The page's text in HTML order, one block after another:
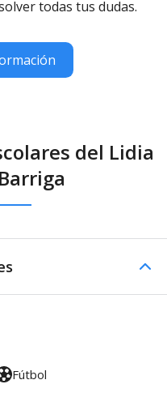
todas tus dudas.
del Lidia
Fútbol